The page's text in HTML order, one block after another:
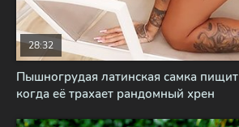
Пышногрудая латинская самка пищит
когда её трахает рандомный хрен
28:32